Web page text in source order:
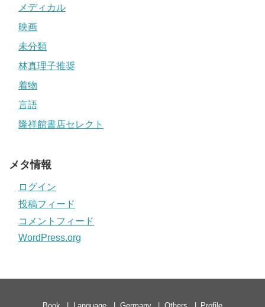
メディカル
映画
未分類
林真理子推奨
着物
言語
隆祥館書店セレクト
メタ情報
ログイン
投稿フィード
コメントフィード
WordPress.org